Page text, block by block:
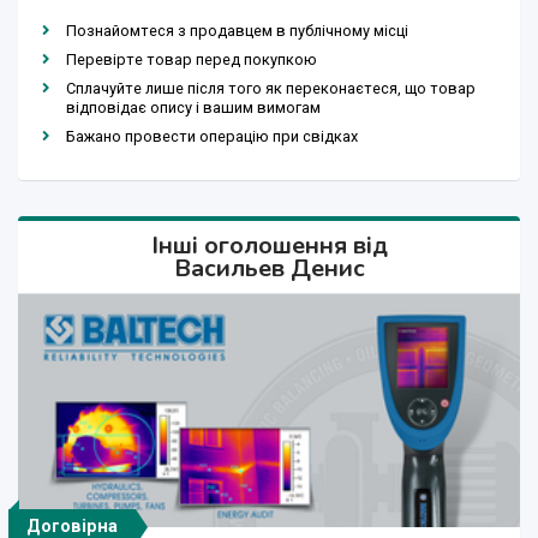
Познайомтеся з продавцем в публічному місці
Перевірте товар перед покупкою
Сплачуйте лише після того як переконаєтеся, що товар
відповідає опису і вашим вимогам
Бажано провести операцію при свідках
Інші оголошення від
Васильев Денис
Договірна
Договірна
Договірна
Договірна Договірна
Договірна
Договірна
Договірна
Договірна
Договірна
Договірна
Договірна